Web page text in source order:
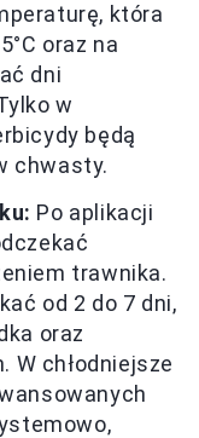
która
oraz na
dni
w
będą
chwasty.
Po aplikacji
trawnika.
od 2 do 7 dni,
oraz
chłodniejsze